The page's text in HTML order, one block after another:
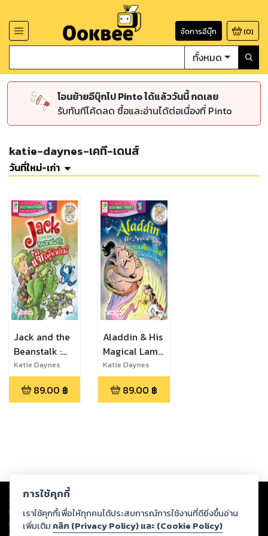
จัดการอีบุ๊ก (0)
ทั้งหมด
โอนย้ายอีบุ๊กไป Pinto ได้แล้ววันนี้ กดเลย
รับทันทีโค้ดลด ซื้อและอ่านได้ต่อเนื่องที่ Pinto
katie-daynes-เคที-เดนส์
วันที่ใหม่-เก่า
Jack and the
Beanstalk :
แจ็กผู้ฆ่ายักษ์
Katie Daynes
(เคที เดนส์)
89.00 ฿
Aladdin & His
Magical Lamp
: อะลาดินกับ
ยักษ์ในตะเกียง
วิเศษ
Katie Daynes
(เคที เดนส์)
89.00 ฿
Copyright © 2026
ต่อผลงานหรือเนื้อหาใดที่อัปโหลดผ่านเว็บไซต์และปรากฏว่าละเมิดสิทธิใน
ทรัพย์สินทางปัญญาของบุคคลอื่นหรือขัดต่อกฎหมายและศีลธรรม ดังนั้น ผู้อ่าน
ทุกท่านโปรดใช้วิจารณญาณในการกลั่นกรองด้วยตนเอง และหากท่านพบว่าส่วน
การใช้คุกกี้
เราใช้คุกกี้เพื่อให้ทุกคนได้ประสบการณ์การใช้งานที่ดียิ่งขึ้นอ่าน
เพิ่มเติม คลิก (Privacy Policy) และ (Cookie Policy)